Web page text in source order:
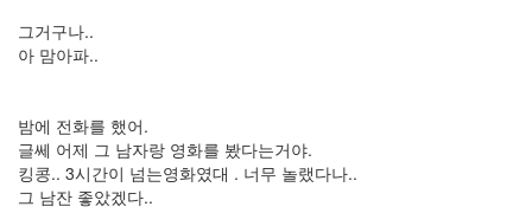
그거구나..
아 맘아파..
밤에 전화를 했어.
글쎄 어제 그 남자랑 영화를 봤다는거야.
킹콩.. 3시간이 넘는영화였대 . 너무 놀랬다나..
그 남잔 좋았겠다..
6
월
년
7
월
1